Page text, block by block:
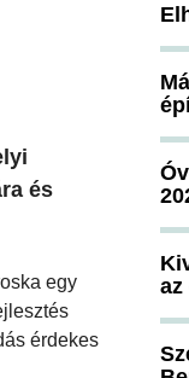
és
egy
érdekes
az